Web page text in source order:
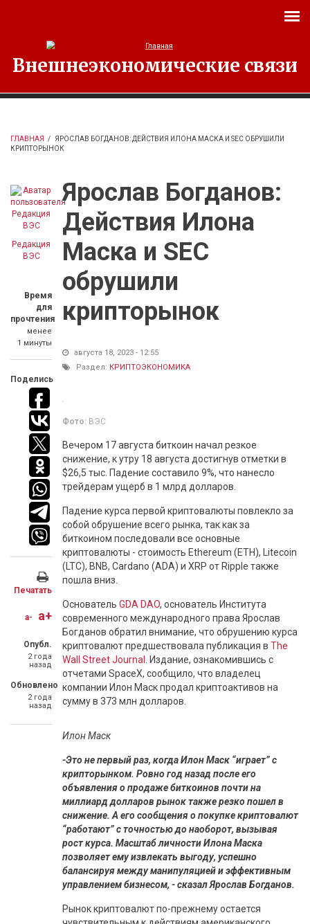
Внешнеэкономические связи
ГЛАВНАЯ /
ЯРОСЛАВ БОГДАНОВ: ДЕЙСТВИЯ ИЛОНА МАСКА И SEC ОБРУШИЛИ
КРИПТОРЫНОК
Редакция
ВЭС
Время
для
прочтения
менее
1 минуты
Поделись
Печатать
a- a+
Опубл.
2 года
назад
Обновлено
2 года
назад
Ярослав Богданов:
Действия Илона
Маска и SEC
обрушили
крипторынок
августа 18, 2023 - 12:55
Раздел: КРИПТОЭКОНОМИКА
Фото: ВЭС
Вечером 17 августа биткоин начал резкое
снижение, к утру 18 августа достигнув отметки в
$26,5 тыс. Падение составило 9%, что нанесло
трейдерам ущерб в 1 млрд долларов.
Падение курса первой криптовалюты повлекло за
собой обрушение всего рынка, так как за
биткоином последовали все основные
криптовалюты - стоимость Ethereum (ETH), Litecoin
(LTC), BNB, Cardano (ADA) и XRP от Ripple также
пошла вниз.
Основатель GDA DAO, основатель Института
современного международного права Ярослав
Богданов обратил внимание, что обрушению курса
криптовалют предшествовала публикация в The
Wall Street Journal
. Издание, ознакомившись с
отчетами SpaceX, сообщило, что владелец
компании Илон Маск продал криптоактивов на
сумму в 373 млн долларов.
Илон Маск
-Это не первый раз, когда Илон Маск “играет” с
крипторынком. Ровно год назад после его
объявления о продаже биткоинов почти на
миллиард долларов рынок также резко пошел в
снижение. А его сообщения о покупке криптовалют
“работают” с точностью до наоборот, вызывая
рост курса. Масштаб личности Илона Маска
позволяет ему извлекать выгоду, успешно
балансируя между манипуляцией и эффективным
управлением бизнесом, - сказал Ярослав Богданов.
Рынок криптовалют по-прежнему остается